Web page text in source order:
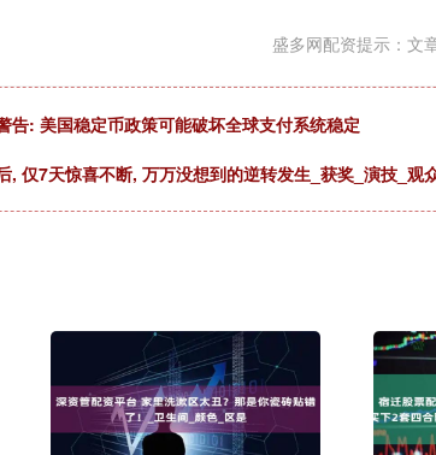
盛多网配资提示：文
告: 美国稳定币政策可能破坏全球支付系统稳定
, 仅7天惊喜不断, 万万没想到的逆转发生_获奖_演技_观